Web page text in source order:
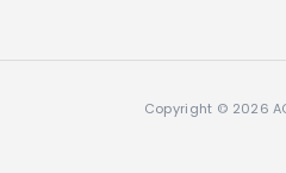
Copyright © 2026